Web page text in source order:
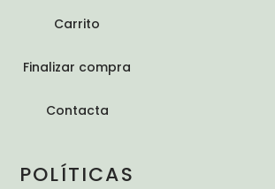
Carrito
Finalizar compra
Contacta
POLÍTICAS